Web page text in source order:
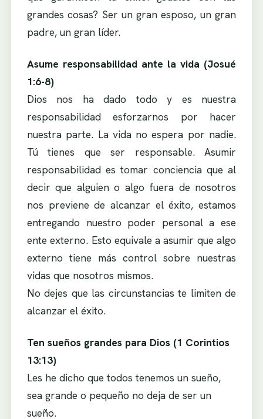
grandes cosas? Ser un gran esposo, un gran
padre, un gran líder.
Asume responsabilidad ante la vida (Josué
1:6-8)
Dios nos ha dado todo y es nuestra
responsabilidad esforzarnos por hacer
nuestra parte. La vida no espera por nadie.
Tú tienes que ser responsable. Asumir
responsabilidad es tomar conciencia que al
decir que alguien o algo fuera de nosotros
nos previene de alcanzar el éxito, estamos
entregando nuestro poder personal a ese
ente externo. Esto equivale a asumir que algo
externo tiene más control sobre nuestras
vidas que nosotros mismos.
No dejes que las circunstancias te limiten de
alcanzar el éxito.
Ten sueños grandes para Dios (1 Corintios
13:13)
Les he dicho que todos tenemos un sueño,
sea grande o pequeño no deja de ser un
sueño.